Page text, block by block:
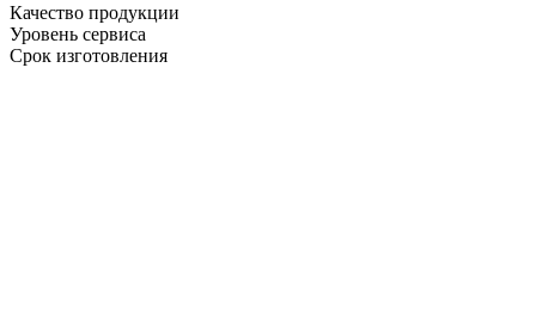
Качество продукции
Уровень сервиса
Срок изготовления